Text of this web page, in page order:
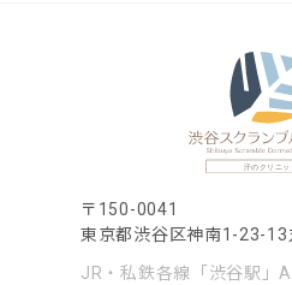
〒150-0041
東京都渋谷区神南1-23-13
JR・私鉄各線「渋谷駅」